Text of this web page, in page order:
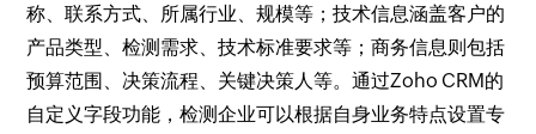
称、联系方式、所属行业、规模等；技术信息涵盖客户的
产品类型、检测需求、技术标准要求等；商务信息则包括
预算范围、决策流程、关键决策人等。通过Zoho CRM的
自定义字段功能，检测企业可以根据自身业务特点设置专